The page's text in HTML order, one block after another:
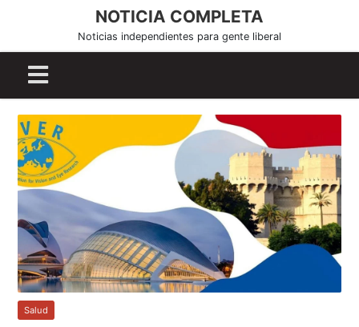
i
NOTICIA COMPLETA
Noticias independientes para gente liberal
Salud